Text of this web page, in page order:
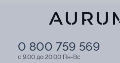
0 800 759 569
c 9:00 до 20:00 Пн-Вс